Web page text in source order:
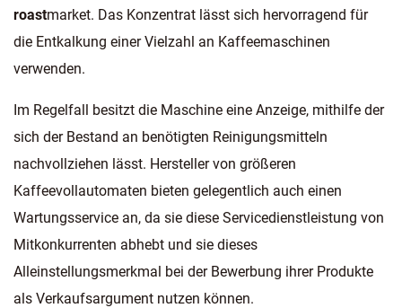
roastmarket. Das Konzentrat lässt sich hervorragend für
die Entkalkung einer Vielzahl an Kaffeemaschinen
verwenden.
Im Regelfall besitzt die Maschine eine Anzeige, mithilfe der
sich der Bestand an benötigten Reinigungsmitteln
nachvollziehen lässt. Hersteller von größeren
Kaffeevollautomaten bieten gelegentlich auch einen
Wartungsservice an, da sie diese Servicedienstleistung von
Mitkonkurrenten abhebt und sie dieses
Alleinstellungsmerkmal bei der Bewerbung ihrer Produkte
als Verkaufsargument nutzen können.